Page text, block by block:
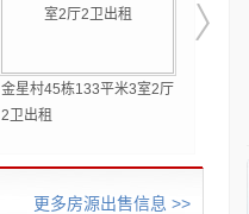
金星村45栋133平米3室2厅
2卫出租
更多房源出售信息 >>